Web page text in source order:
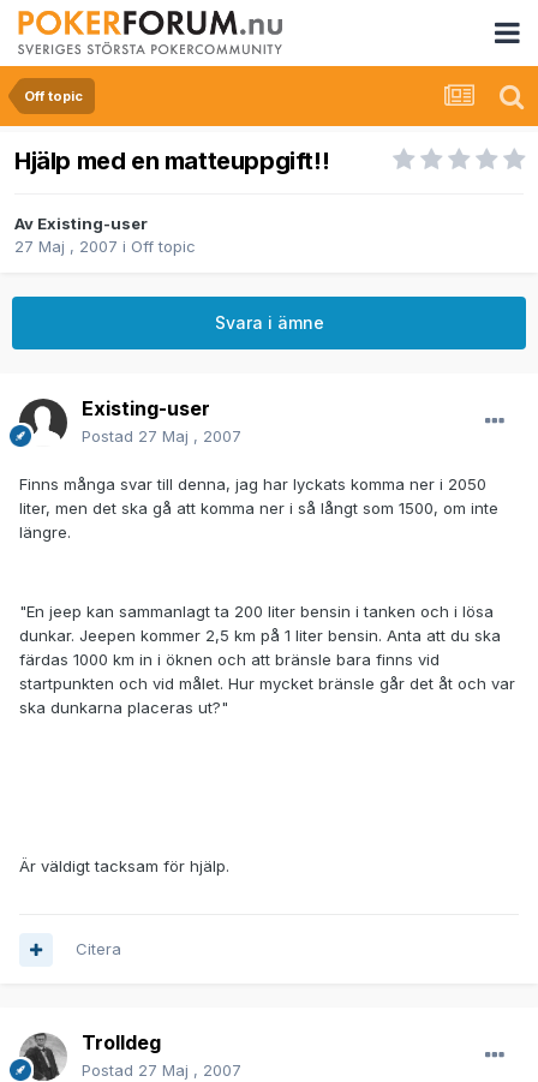
Off topic
Hjälp med en matteuppgift!!
Av Existing-user
27 Maj , 2007 i Off topic
Svara i ämne
Existing-user
Postad 27 Maj , 2007
Finns många svar till denna, jag har lyckats komma ner i 2050
liter, men det ska gå att komma ner i så långt som 1500, om inte
längre.
"En jeep kan sammanlagt ta 200 liter bensin i tanken och i lösa
dunkar. Jeepen kommer 2,5 km på 1 liter bensin. Anta att du ska
färdas 1000 km in i öknen och att bränsle bara finns vid
startpunkten och vid målet. Hur mycket bränsle går det åt och var
ska dunkarna placeras ut?"
Är väldigt tacksam för hjälp.
Citera
Trolldeg
Postad 27 Maj , 2007